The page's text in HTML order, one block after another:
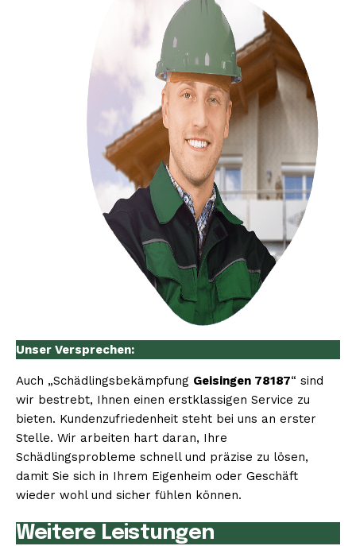
Unser Versprechen:
Auch „Schädlingsbekämpfung Geisingen 78187“ sind
wir bestrebt, Ihnen einen erstklassigen Service zu
bieten. Kundenzufriedenheit steht bei uns an erster
Stelle. Wir arbeiten hart daran, Ihre
Schädlingsprobleme schnell und präzise zu lösen,
damit Sie sich in Ihrem Eigenheim oder Geschäft
wieder wohl und sicher fühlen können.
Weitere Leistungen